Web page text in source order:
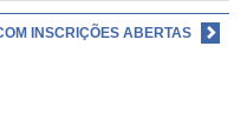
INSCRIÇÕES ABERTAS